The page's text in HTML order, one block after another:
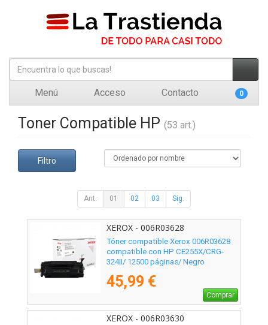
Menú Acceso Contacto 0
Toner Compatible HP (53 art.)
Filtro
Ant. 01 02 03 Sig.
XEROX - 006R03628
Tóner compatible Xerox 006R03628
compatible con HP CE255X/CRG-
324II/ 12500 páginas/ Negro
45,99 €
Comprar
XEROX - 006R03630